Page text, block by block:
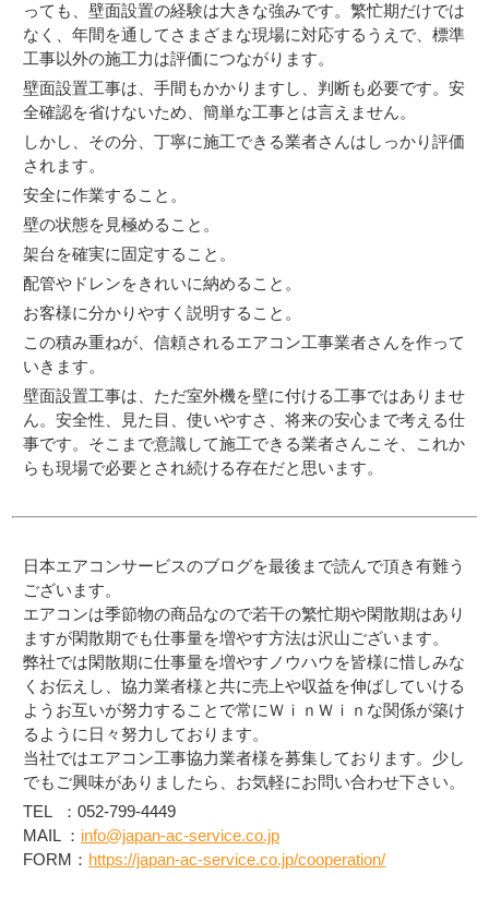
っても、壁面設置の経験は大きな強みです。繁忙期だけでは
なく、年間を通してさまざまな現場に対応するうえで、標準
工事以外の施工力は評価につながります。
壁面設置工事は、手間もかかりますし、判断も必要です。安
全確認を省けないため、簡単な工事とは言えません。
しかし、その分、丁寧に施工できる業者さんはしっかり評価
されます。
安全に作業すること。
壁の状態を見極めること。
架台を確実に固定すること。
配管やドレンをきれいに納めること。
お客様に分かりやすく説明すること。
この積み重ねが、信頼されるエアコン工事業者さんを作って
いきます。
壁面設置工事は、ただ室外機を壁に付ける工事ではありませ
ん。安全性、見た目、使いやすさ、将来の安心まで考える仕
事です。そこまで意識して施工できる業者さんこそ、これか
らも現場で必要とされ続ける存在だと思います。
日本エアコンサービスのブログを最後まで読んで頂き有難う
ございます。
エアコンは季節物の商品なので若干の繁忙期や閑散期はあり
ますが閑散期でも仕事量を増やす方法は沢山ございます。
弊社では閑散期に仕事量を増やすノウハウを皆様に惜しみな
くお伝えし、協力業者様と共に売上や収益を伸ばしていける
ようお互いが努力することで常にＷｉｎＷｉｎな関係が築け
るように日々努力しております。
当社ではエアコン工事協力業者様を募集しております。少し
でもご興味がありましたら、お気軽にお問い合わせ下さい。
TEL ：052-799-4449
MAIL ： info@japan-ac-service.co.jp
FORM： https://japan-ac-service.co.jp/cooperation/